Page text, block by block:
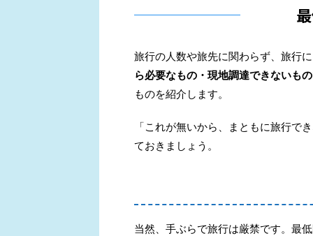
旅行の人数や旅先に関わらず、旅行
ら必要なもの・現地調達できないもの
ものを紹介します。
「これが無いから、まともに旅行で
ておきましょう。
当然、手ぶらで旅行は厳禁です。最